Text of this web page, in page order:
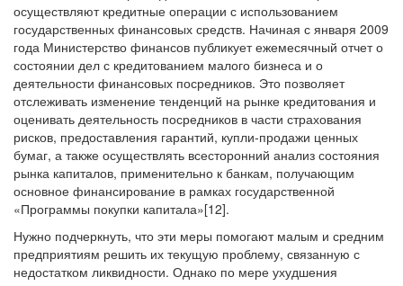
осуществляют кредитные операции с использованием
государственных финансовых средств. Начиная с января 2009
года Министерство финансов публикует ежемесячный отчет о
состоянии дел с кредитованием малого бизнеса и о
деятельности финансовых посредников. Это позволяет
отслеживать изменение тенденций на рынке кредитования и
оценивать деятельность посредников в части страхования
рисков, предоставления гарантий, купли-продажи ценных
бумаг, а также осуществлять всесторонний анализ состояния
рынка капиталов, применительно к банкам, получающим
основное финансирование в рамках государственной
«Программы покупки капитала»[12].
Нужно подчеркнуть, что эти меры помогают малым и средним
предприятиям решить их текущую проблему, связанную с
недостатком ликвидности. Однако по мере ухудшения